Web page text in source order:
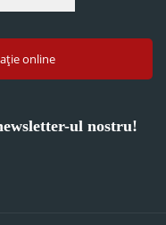
online
ul nostru!